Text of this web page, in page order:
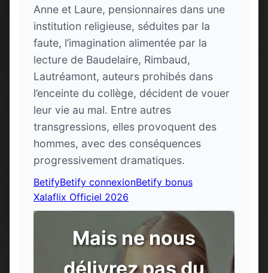
Anne et Laure, pensionnaires dans une
institution religieuse, séduites par la
faute, l’imagination alimentée par la
lecture de Baudelaire, Rimbaud,
Lautréamont, auteurs prohibés dans
l’enceinte du collège, décident de vouer
leur vie au mal. Entre autres
transgressions, elles provoquent des
hommes, avec des conséquences
progressivement dramatiques.
BetifyBetify connexionBetify bonus
Xalaflix Officiel 2026
Mais ne nous
délivrez pas du